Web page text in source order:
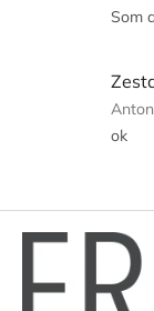
na
5
Som
5
ok
S